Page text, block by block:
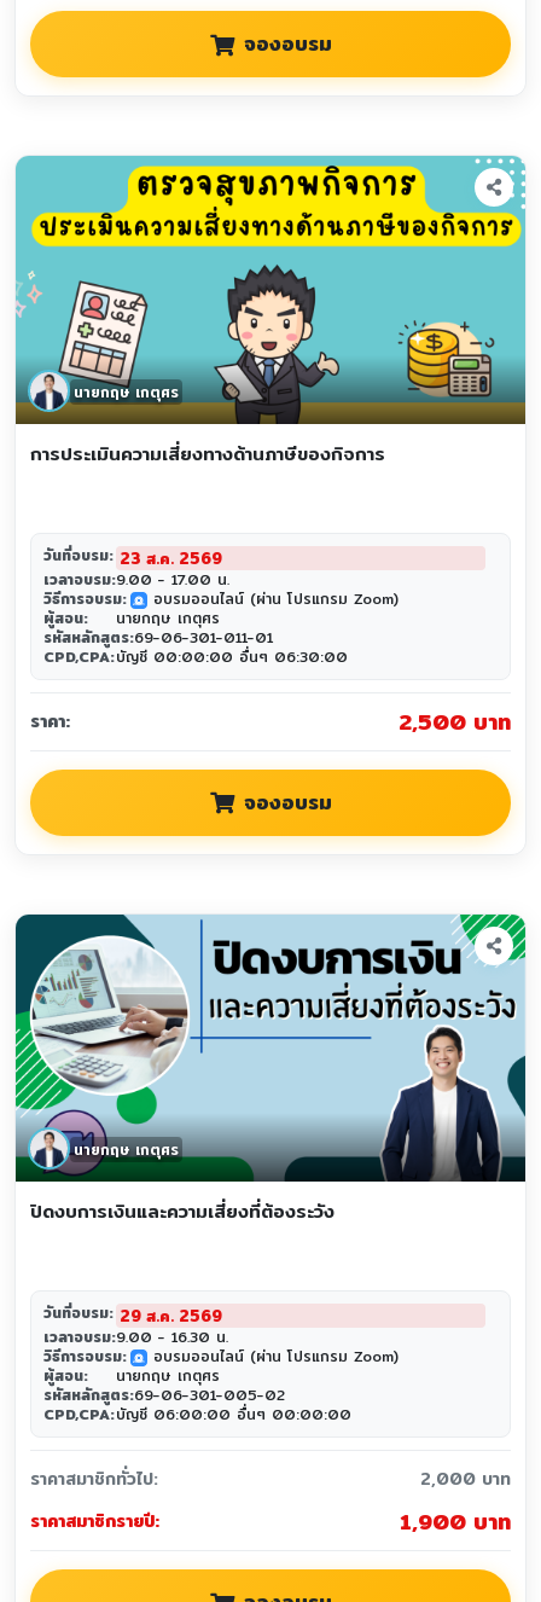
จองอบรม
นายกฤษ เกตุศร
การประเมินความเสี่ยงทางด้านภาษีของกิจการ
วันที่อบรม: 23 ส.ค. 2569
เวลาอบรม:9.00 - 17.00 น.
วิธีการอบรม:
zoom
อบรมออนไลน์ (ผ่าน โปรแกรม Zoom)
ผู้สอน:
นายกฤษ เกตุศร
รหัสหลักสูตร:69-06-301-011-01
CPD,CPA:บัญชี 00:00:00 อื่นๆ 06:30:00
ราคา: 2,500 บาท
จองอบรม
นายกฤษ เกตุศร
ปิดงบการเงินและความเสี่ยงที่ต้องระวัง
วันที่อบรม: 29 ส.ค. 2569
เวลาอบรม:9.00 - 16.30 น.
วิธีการอบรม:
zoom
อบรมออนไลน์ (ผ่าน โปรแกรม Zoom)
ผู้สอน:
นายกฤษ เกตุศร
รหัสหลักสูตร:69-06-301-005-02
CPD,CPA:บัญชี 06:00:00 อื่นๆ 00:00:00
ราคาสมาชิกทั่วไป:
2,000 บาท
ราคาสมาชิกรายปี:
1,900 บาท